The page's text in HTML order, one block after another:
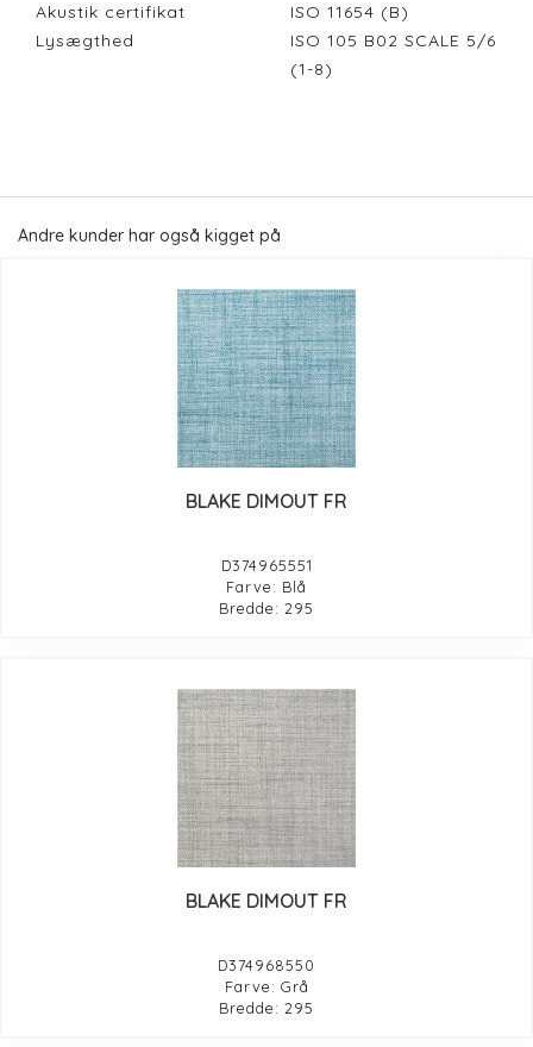
Akustik certifikat
ISO 11654 (B)
Lysægthed
ISO 105 B02 SCALE 5/6
(1-8)
Andre kunder har også kigget på
BLAKE DIMOUT FR
D374965551
Farve: Blå
Bredde: 295
BLAKE DIMOUT FR
D374968550
Farve: Grå
Bredde: 295